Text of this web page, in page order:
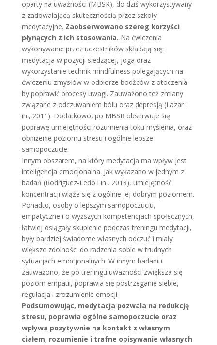
oparty na uważności (MBSR), do dziś wykorzystywany
z zadowalającą skutecznością przez szkoły
medytacyjne. Zaobserwowano szereg korzyści
płynących z ich stosowania. Na ćwiczenia
wykonywanie przez uczestników składają się:
medytacja w pozycji siedzącej, joga oraz
wykorzystanie technik mindfulness polegających na
ćwiczeniu zmysłów w odbiorze bodźców z otoczenia
by poprawić procesy uwagi. Zauważono też zmiany
związane z odczuwaniem bólu oraz depresją (Lazar i
in., 2011). Dodatkowo, po MBSR obserwuje się
poprawę umiejętności rozumienia toku myślenia, oraz
obniżenie poziomu stresu i ogólnie lepsze
samopoczucie.
Innym obszarem, na który medytacja ma wpływ jest
inteligencja emocjonalna. Jak wykazano w jednym z
badań (Rodríguez-Ledo i in., 2018), umiejętność
koncentracji wiąże się z ogólnie jej dobrym poziomem.
Ponadto, osoby o lepszym samopoczuciu,
empatyczne i o wyższych kompetencjach społecznych,
łatwiej osiągały skupienie podczas treningu medytacji,
były bardziej świadome własnych odczuć i miały
większe zdolności do radzenia sobie w trudnych
sytuacjach emocjonalnych. W innym badaniu
zauważono, że po treningu uważności zwiększa się
poziom empatii, poprawia się postrzeganie siebie,
regulacja i zrozumienie emocji.
Podsumowując, medytacja pozwala na redukcję
stresu, poprawia ogólne samopoczucie oraz
wpływa pozytywnie na kontakt z własnym
ciałem, rozumienie i trafne opisywanie własnych